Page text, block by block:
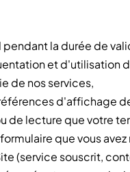
la durée de
et d'utilisation
de nos services,
d'affichage
de lecture que votre
que vous
(service souscrit,